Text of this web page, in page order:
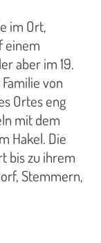
im Ort,
einem
aber im 19.
von
Ortes eng
mit dem
Hakel. Die
bis zu ihrem
Stemmern,